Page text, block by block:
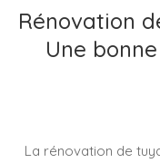
Rénovation
Une
La rénovation de